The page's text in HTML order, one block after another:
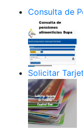
Consulta de
Solicitar